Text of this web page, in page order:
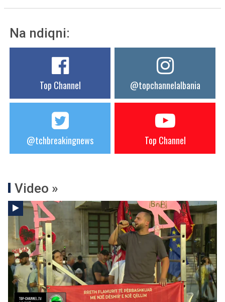
Na ndiqni:
Top Channel @topchannelalbania
@tchbreakingnews Top Channel
Video »